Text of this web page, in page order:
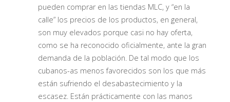
pueden comprar en las tiendas MLC, y “en la
calle” los precios de los productos, en general,
son muy elevados porque casi no hay oferta,
como se ha reconocido oficialmente, ante la gran
demanda de la población. De tal modo que los
cubanos-as menos favorecidos son los que más
están sufriendo el desabastecimiento y la
escasez. Están prácticamente con las manos